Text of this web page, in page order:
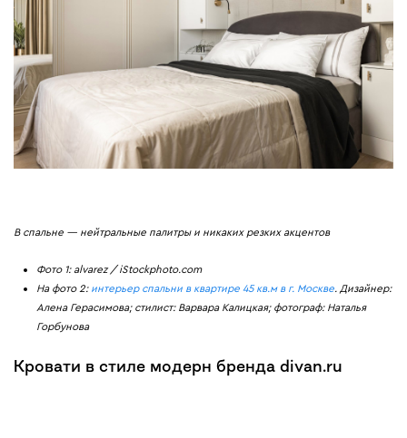
В спальне — нейтральные палитры и никаких резких акцентов
Фото 1: alvarez / iStockphoto.com
На фото 2: интерьер спальни в квартире 45 кв.м в г. Москве. Дизайнер:
Алена Герасимова; стилист: Варвара Калицкая; фотограф: Наталья
Горбунова
Кровати в стиле модерн бренда divan.ru